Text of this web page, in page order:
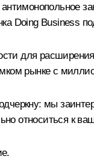
антимонопольное
Doing Business
для
рынке с
мы
относиться к